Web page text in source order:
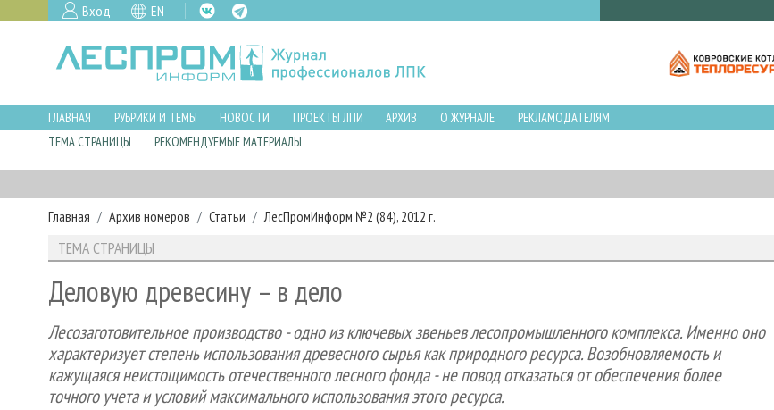
Вход EN
ГЛАВНАЯ РУБРИКИ И ТЕМЫ НОВОСТИ ПРОЕКТЫ ЛПИ АРХИВ О ЖУРНАЛЕ
РЕКЛАМОДАТЕЛЯМ
ТЕМА СТРАНИЦЫ
РЕКОМЕНДУЕМЫЕ МАТЕРИАЛЫ
Главная Архив номеров Статьи ЛесПромИнформ №2 (84), 2012 г.
ТЕМА СТРАНИЦЫ
Деловую древесину – в дело
Лесозаготовительное производство - одно из ключевых звеньев лесопромышленного комплекса. Именно оно
характеризует степень использования древесного сырья как природного ресурса. Возобновляемость и
кажущаяся неистощимость отечественного лесного фонда - не повод отказаться от обеспечения более
точного учета и условий максимального использования этого ресурса.